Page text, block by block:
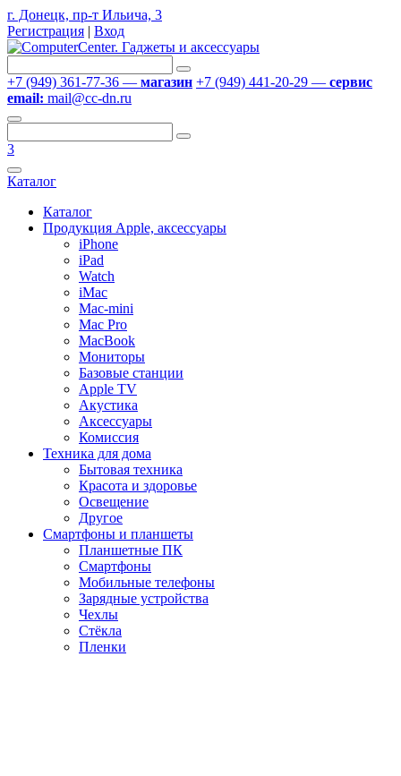
г. Донецк, пр-т Ильича, 3
Регистрация | Вход
+7 (949) 361-77-36 — магазин +7 (949) 441-20-29 — сервис
email: mail@cc-dn.ru
3
Каталог
Каталог
Продукция Apple, аксессуары
iPhone
iPad
Watch
iMac
Mac-mini
Mac Pro
MacBook
Мониторы
Базовые станции
Apple TV
Акустика
Аксессуары
Комиссия
Техника для дома
Бытовая техника
Красота и здоровье
Освещение
Другое
Смартфоны и планшеты
Планшетные ПК
Смартфоны
Мобильные телефоны
Зарядные устройства
Чехлы
Стёкла
Пленки